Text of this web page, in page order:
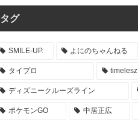
タグ
SMILE-UP. よにのちゃんねる
タイプロ timelesz
ディズニークルーズライン
ポケモンGO 中居正広